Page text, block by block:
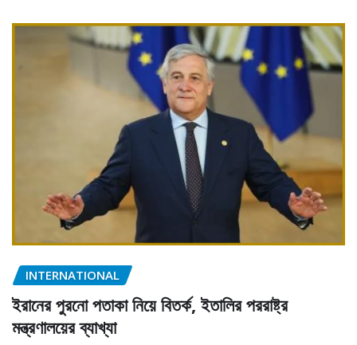
INTERNATIONAL
ইরানের পুরনো পতাকা নিয়ে বিতর্ক, ইতালির পররাষ্ট্র
মন্ত্রণালয়ের ব্যাখ্যা